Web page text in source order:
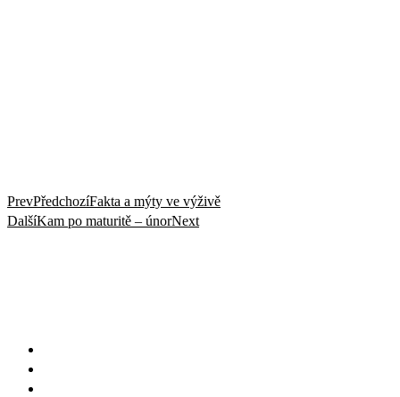
PrevPředchozíFakta a mýty ve výživě
DalšíKam po maturitě – únorNext